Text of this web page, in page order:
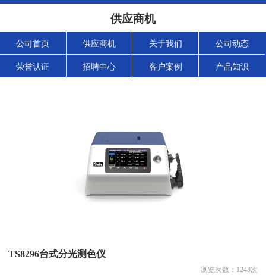
供应商机
公司首页 供应商机 关于我们 公司动态
荣誉认证 招聘中心 客户案例 产品知识
TS8296台式分光测色仪
浏览次数： 1248次